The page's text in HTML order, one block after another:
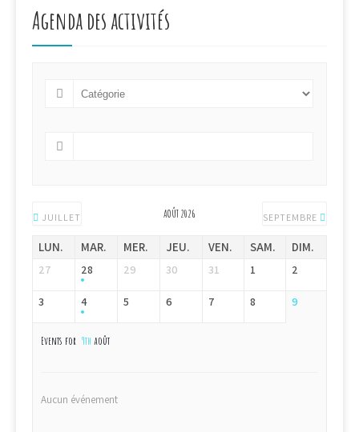
Agenda des activités
JUILLET AOÛT 2026 SEPTEMBRE
LUN. MAR. MER. JEU. VEN. SAM. DIM.
27 28 29 30 31 1 2
3 4 5 6 7 8 9
Events for 9th août
Aucun événement